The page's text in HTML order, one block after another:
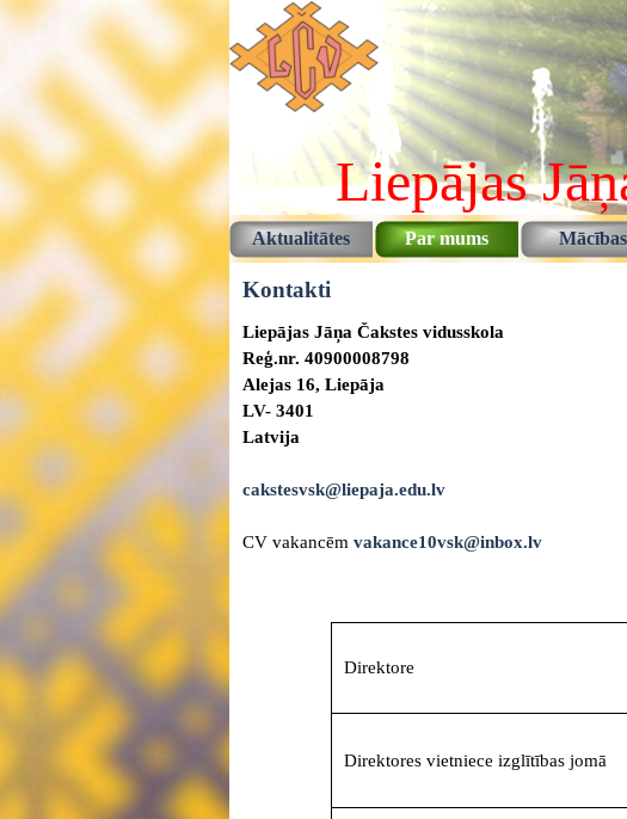
Pāriet uz saturu
Liepājas
Aktualitātes Par mums ▼
Mācības
Kontakti
Liepājas Jāņa Čakstes vidusskola
Reģ.nr. 40900008798
Alejas 16, Liepāja
LV- 3401
Latvija
cakstesvsk@liepaja.edu.lv
CV vakancēmvakance10vsk@inbox.lv
Direktore
Direktores vietniece izglītības jomā